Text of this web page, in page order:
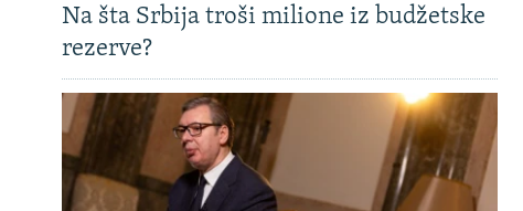
Na šta Srbija troši milione iz budžetske
rezerve?